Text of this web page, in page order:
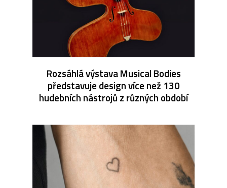
Rozsáhlá výstava Musical Bodies
představuje design více než 130
hudebních nástrojů z různých období